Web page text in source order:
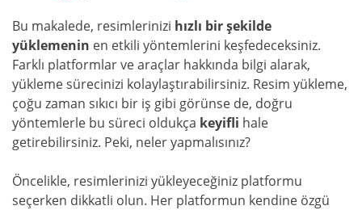
Bu makalede, resimlerinizi hızlı bir şekilde
yüklemenin en etkili yöntemlerini keşfedeceksiniz.
Farklı platformlar ve araçlar hakkında bilgi alarak,
yükleme sürecinizi kolaylaştırabilirsiniz. Resim yükleme,
çoğu zaman sıkıcı bir iş gibi görünse de, doğru
yöntemlerle bu süreci oldukça keyifli hale
getirebilirsiniz. Peki, neler yapmalısınız?
Öncelikle, resimlerinizi yükleyeceğiniz platformu
seçerken dikkatli olun. Her platformun kendine özgü